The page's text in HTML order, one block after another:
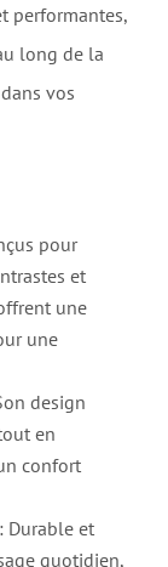
performantes,
long de la
vos
pour
et
une
une
design
en
confort
: Durable et
quotidien,